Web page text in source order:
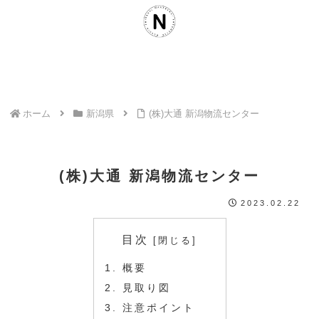
ホーム 新潟県 (株)大通 新潟物流センター
(株)大通 新潟物流センター
2023.02.22
目次
概要
見取り図
注意ポイント